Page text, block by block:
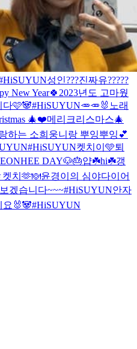
성인???진짜유?????
New Year🍀 2023년도 고마웠
다🩷🐼#HiSUYUN🥕🥕🐰 노래
🎄❤️메리크리스마스🎄
하는 소희웅니랑 뿌잉뿌잉💕
#HiSUYUN켓치이🩵퇴
DAY🐶🎂얍☘️hi☘️갱
켓치🫶🍽윤경이의 심야다이어
겠습니다~~~#HiSUYUN안자
요 🐰🐼#HiSUYUN